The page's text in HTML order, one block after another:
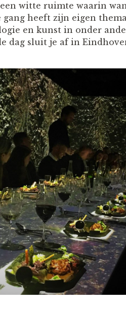
witte ruimte waarin
heeft zijn eigen
en kunst in onder
dag sluit je af in